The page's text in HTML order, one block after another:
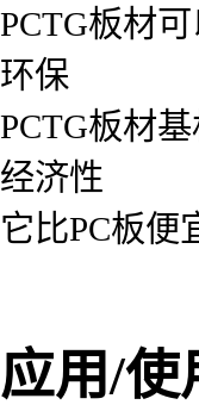
PCTG板材
环保
PCTG板材
经济性
它比PC板便
应用/使